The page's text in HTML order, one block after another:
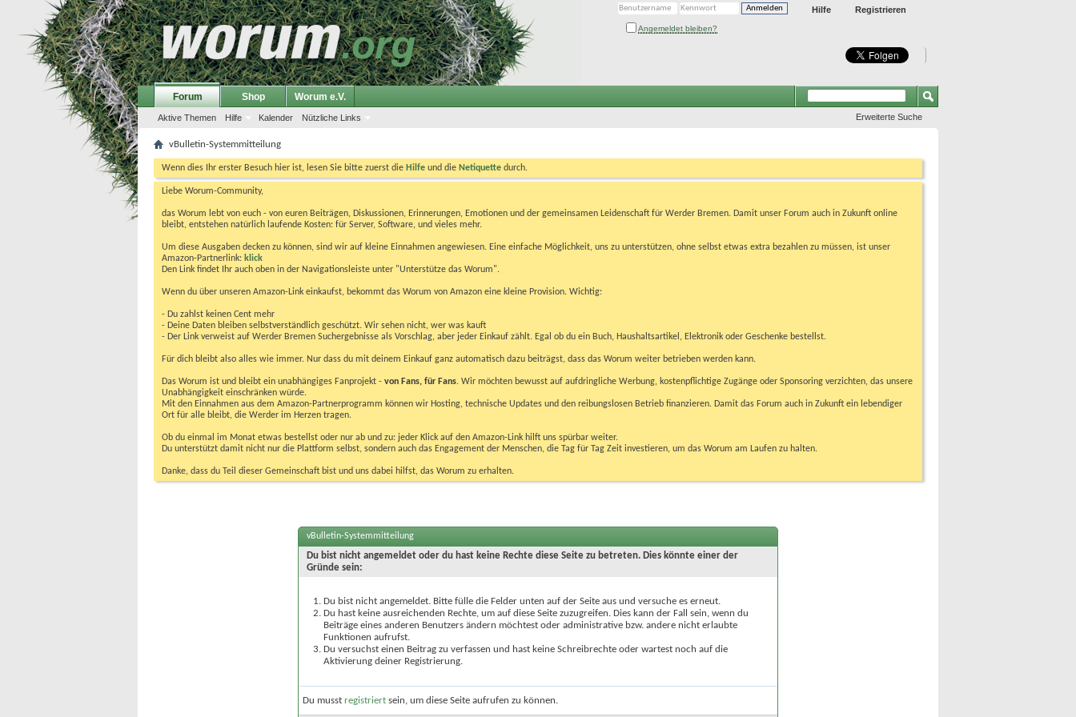
Registrieren
Hilfe
Angemeldet bleiben?
Forum
Aktive Themen Hilfe Kalender Nützliche Links
Shop Worum e.V.
Erweiterte Suche
vBulletin-Systemmitteilung
Wenn dies Ihr erster Besuch hier ist, lesen Sie bitte zuerst die Hilfe und die Netiquette durch.
Liebe Worum-Community,
das Worum lebt von euch - von euren Beiträgen, Diskussionen, Erinnerungen, Emotionen und der gemeinsamen Leidenschaft für Werder Bremen. Damit unser Forum auch in Zukunft online
bleibt, entstehen natürlich laufende Kosten: für Server, Software, und vieles mehr.
Um diese Ausgaben decken zu können, sind wir auf kleine Einnahmen angewiesen. Eine einfache Möglichkeit, uns zu unterstützen, ohne selbst etwas extra bezahlen zu müssen, ist unser
Amazon-Partnerlink: klick
Den Link findet Ihr auch oben in der Navigationsleiste unter "Unterstütze das Worum".
Wenn du über unseren Amazon-Link einkaufst, bekommt das Worum von Amazon eine kleine Provision. Wichtig:
- Du zahlst keinen Cent mehr
- Deine Daten bleiben selbstverständlich geschützt. Wir sehen nicht, wer was kauft
- Der Link verweist auf Werder Bremen Suchergebnisse als Vorschlag, aber jeder Einkauf zählt. Egal ob du ein Buch, Haushaltsartikel, Elektronik oder Geschenke bestellst.
Für dich bleibt also alles wie immer. Nur dass du mit deinem Einkauf ganz automatisch dazu beiträgst, dass das Worum weiter betrieben werden kann.
Das Worum ist und bleibt ein unabhängiges Fanprojekt - von Fans, für Fans. Wir möchten bewusst auf aufdringliche Werbung, kostenpflichtige Zugänge oder Sponsoring verzichten, das unsere
Unabhängigkeit einschränken würde.
Mit den Einnahmen aus dem Amazon-Partnerprogramm können wir Hosting, technische Updates und den reibungslosen Betrieb finanzieren. Damit das Forum auch in Zukunft ein lebendiger
Ort für alle bleibt, die Werder im Herzen tragen.
Ob du einmal im Monat etwas bestellst oder nur ab und zu: jeder Klick auf den Amazon-Link hilft uns spürbar weiter.
Du unterstützt damit nicht nur die Plattform selbst, sondern auch das Engagement der Menschen, die Tag für Tag Zeit investieren, um das Worum am Laufen zu halten.
Danke, dass du Teil dieser Gemeinschaft bist und uns dabei hilfst, das Worum zu erhalten.
vBulletin-Systemmitteilung
Du bist nicht angemeldet oder du hast keine Rechte diese Seite zu betreten. Dies könnte einer der
Gründe sein:
Du bist nicht angemeldet. Bitte fülle die Felder unten auf der Seite aus und versuche es erneut.
Du hast keine ausreichenden Rechte, um auf diese Seite zuzugreifen. Dies kann der Fall sein, wenn du
Beiträge eines anderen Benutzers ändern möchtest oder administrative bzw. andere nicht erlaubte
Funktionen aufrufst.
Du versuchst einen Beitrag zu verfassen und hast keine Schreibrechte oder wartest noch auf die
Aktivierung deiner Registrierung.
Du musst registriert sein, um diese Seite aufrufen zu können.